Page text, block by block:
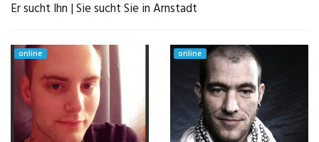
Er sucht Ihn | Sie sucht Sie in Arnstadt
online online